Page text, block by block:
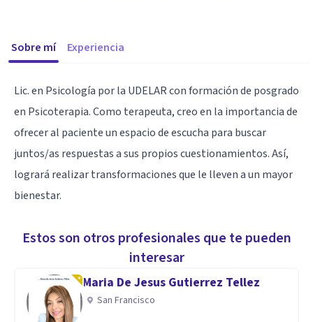
Sobre mí Experiencia
Lic. en Psicología por la UDELAR con formación de posgrado
en Psicoterapia. Como terapeuta, creo en la importancia de
ofrecer al paciente un espacio de escucha para buscar
juntos/as respuestas a sus propios cuestionamientos. Así,
logrará realizar transformaciones que le lleven a un mayor
bienestar.
Estos son otros profesionales que te pueden
interesar
Maria De Jesus Gutierrez Tellez
San Francisco